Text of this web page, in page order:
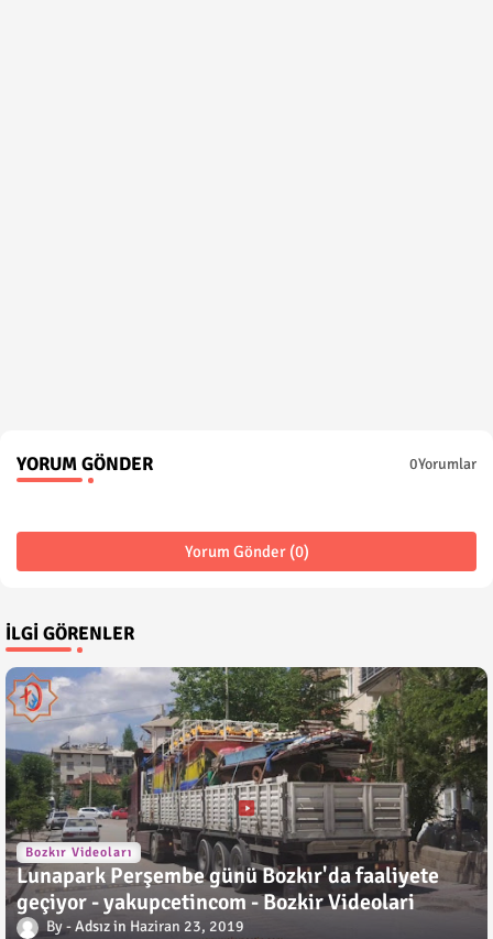
YORUM GÖNDER 0Yorumlar
Yorum Gönder (0)
İLGI GÖRENLER
Bozkır Videoları
Lunapark Perşembe günü Bozkır'da faaliyete
geçiyor - yakupcetincom - Bozkir Videolari
Adsız Haziran 23, 2019